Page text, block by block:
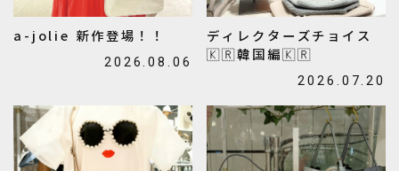
a-jolie 新作登場！！
2026.08.06
ディレクターズチョイス
🇰🇷韓国編🇰🇷
2026.07.20